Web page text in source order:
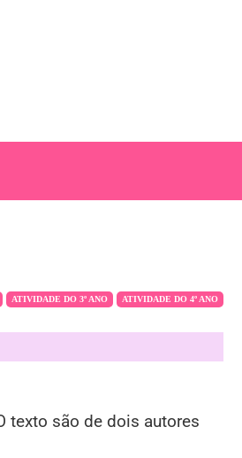
ATIVIDADE DO 3º ANO ATIVIDADE DO 4º ANO
texto são de dois autores